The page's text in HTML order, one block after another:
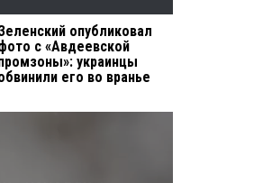
опубликовал
с «Авдеевской
украинцы
его во вранье